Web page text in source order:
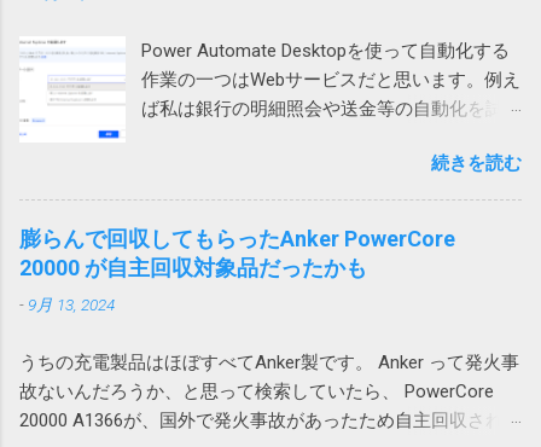
しまった。 ちなみに、暗号化方式がZipCrypt
でないとやはりWindows 標準のZIP機能では開
けないそうです。
シフトしようとします。これもまた右側のテ
ーブルが壊れてしまうため、エラーが起こる
というわけです。 回避策 テーブルに行や列を
追加するのではなく、シートに対して行全
エラーは発生しません。 この場合、人間が手
動で追加する場合はいいのですが、VBAを使っ
やっかいです。 一つのシートにテーブルを複
数追加する場合は、このような問題が起こら
ないようにレイアウトを考える必要がありま
けれど効果なし。 別のユーザープロファイル
では問題なし 問題はWindowsのローカルアカ
ウントで発生していました。 そのPCはAzure
アカウントでもサインイン可能だったので、
試しにそちらでログインしたところ、文字化
けしませんでした。 どうやらWindowsのユー
ザープロファイル依存の問題のようです。 残
がありそうです。 調査しながら、そういえ
ば、以前から同様の問題が発生していたこと
を思い出しました。その時は、ファイルを添
付してOutlook のWeb版で開くと問題ないので
Power Automate Desktopを使って自動化する
作業の一つはWebサービスだと思います。例え
ば私は銀行の明細照会や送金等の自動化を試
なって来るのがダウンロードしたファイルの
処理です。例えば口座明細ファイルを保存す
るとか請求書を印刷するとかです。 ダウンロ
ードされたファイル名がわかっているのであ
れば簡単ですが、実際には毎回違うなんだか
ります。 ファイル名が確定しなければアクシ
ョンで指定してみようがないので困ります。
今回はそういうファイルの処理方法について
続きを読む
膨らんで回収してもらったAnker PowerCore
20000 が自主回収対象品だったかも
- 9月 13, 2024
うちの充電製品はほぼすべてAnker製です。 Anker って発火事
故ないんだろうか、と思って検索していたら、 PowerCore
20000 A1366が、国外で発火事故があったため自主回収されて